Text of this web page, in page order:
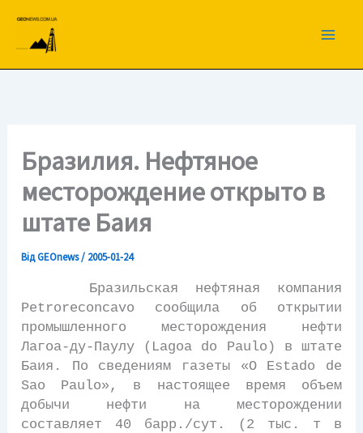
вмісту
Бразилия. Нефтяное
месторождение открыто в
штате Баия
ВідGEOnews/ 2005-01-24
Бразильская нефтяная компания
Petroreconcavo сообщила об открытии
промышленного месторождения нефти
Лагоа-ду-Паулу (Lagoa do Paulo) в штате
Баия. По сведениям газеты «O Estado de
Sao Paulo», в настоящее время объем
добычи нефти на месторождении
составляет 40 барр./сут. (2 тыс. т в